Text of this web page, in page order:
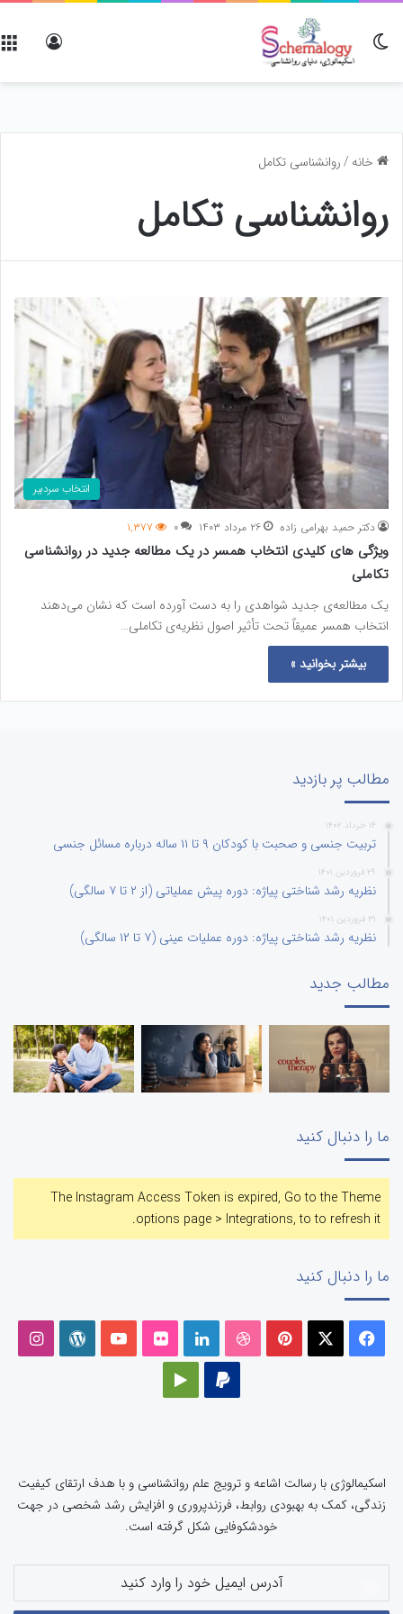
تغییر پوسته
خانه /روانشناسی تکامل
روانشناسی تکامل
انتخاب سردبیر
دکتر حمید بهرامی زاده ۲۶ مرداد ۱۴۰۳ ۰ ۱,۳۷۷
ویژگی های کلیدی انتخاب همسر در یک مطالعه جدید در روانشناسی
تکاملی
یک مطالعه‌ی جدید شواهدی را به دست آورده است که نشان می‌دهند
انتخاب همسر عمیقاً تحت تأثیر اصول نظریه‌ی تکاملی…
بیشتر بخوانید »
مطالب پر بازدید
۱۴ خرداد ۱۴۰۲
تربیت جنسی و صحبت با کودکان ۹ تا ۱۱ ساله درباره مسائل جنسی
۲۹ فروردین ۱۴۰۱
نظریه رشد شناختی پیاژه: دوره پیش عملیاتی (از ۲ تا ۷ سالگی)
۳۱ فروردین ۱۴۰۱
نظریه رشد شناختی پیاژه: دوره عملیات عینی (۷ تا ۱۲ سالگی)
مطالب جدید
ما را دنبال کنید
The Instagram Access Token is expired, Go to the Theme
options page > Integrations, to to refresh it.
ما را دنبال کنید
فیسبوک ایکس پینتریستدریبببل لینکداین تصاویر یوتیوب وردپرس
پی‌پال
اسکیمالوژی با رسالت اشاعه و ترویج علم روانشناسی و با هدف ارتقای کیفیت
زندگی، کمک به بهبودی روابط، فرزندپروری و افزایش رشد شخصی در جهت
خودشکوفایی شکل گرفته است.
ایمیل